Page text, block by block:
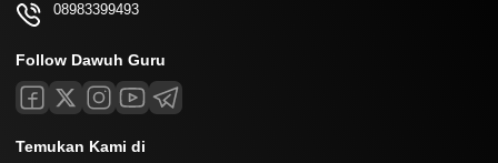
08983399493
Follow Dawuh Guru
Temukan Kami di